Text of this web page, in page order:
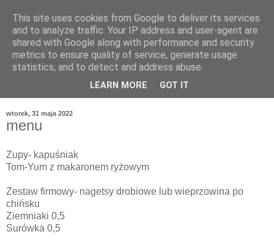
wtorek, 31 maja 2022
menu
Zupy- kapuśniak
Tom-Yum z makaronem ryżowym
Zestaw firmowy- nagetsy drobiowe lub wieprzowina po
chińsku
Ziemniaki 0,5
Surówka 0,5
This site uses cookies from Google to deliver its services
and to analyze traffic. Your IP address and user-agent are
shared with Google along with performance and security
metrics to ensure quality of service, generate usage
statistics, and to detect and address abuse.
LEARN MORE GOT IT